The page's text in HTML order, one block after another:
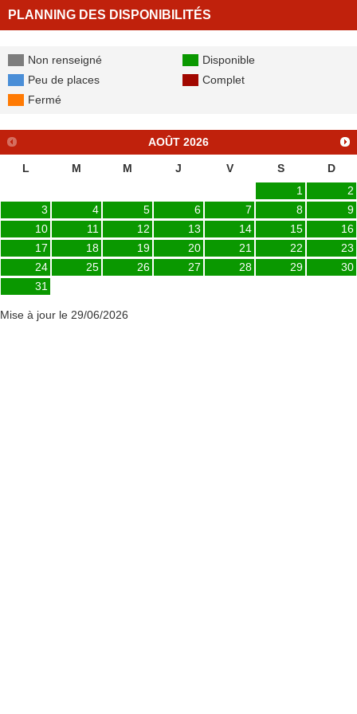
PLANNING DES DISPONIBILITÉS
Non renseigné
Disponible
Peu de places
Complet
Fermé
AOÛT 2026
L M M J V S
D
1
2
3
4 5 6 7 8
9
10
11 12 13 14 15
16
17
18 19 20 21 22
23
24
25 26 27 28 29
30
31
Mise à jour le 29/06/2026